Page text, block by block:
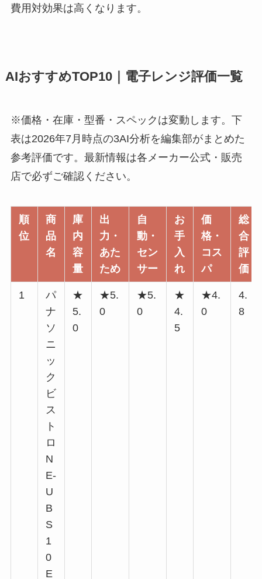
費用対効果は高くなります。
AIおすすめTOP10｜電子レンジ評価一覧
※価格・在庫・型番・スペックは変動します。下
表は2026年7月時点の3AI分析を編集部がまとめた
参考評価です。最新情報は各メーカー公式・販売
店で必ずご確認ください。
順
位
商
品
名
庫
内
容
量
出
力・
あた
ため
自
動・
セン
サー
お
手
入
れ
価
格・
コス
パ
総
合
評
価
1
パ
ナ
ソ
ニ
ッ
ク
ビ
ス
ト
ロ
N
E-
U
B
S
1
0
E
★
5.
0
★5.
0
★5.
0
★
4.
5
★4.
0
4.
8